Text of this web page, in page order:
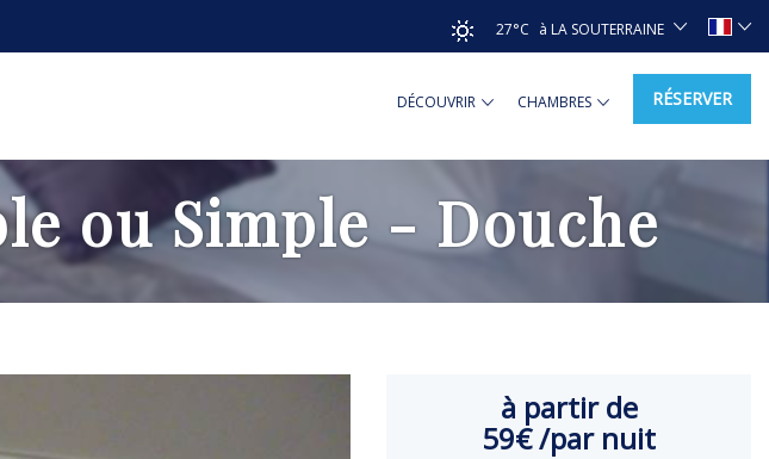
27°C à LA SOUTERRAINE
DÉCOUVRIR CHAMBRES RÉSERVER
ou Simple - Douche
à partir de
59€/par nuit